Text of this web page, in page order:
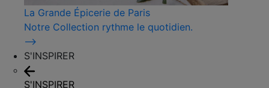
La Grande Épicerie de Paris
Notre Collection rythme le quotidien.
⟶
S'INSPIRER
S'INSPIRER